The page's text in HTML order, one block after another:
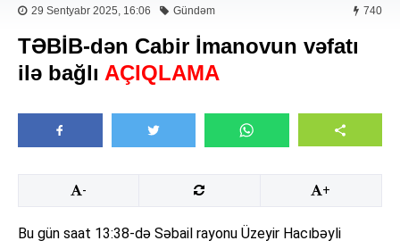
29 Sentyabr 2025, 16:06 Gündəm 740
TƏBİB-dən Cabir İmanovun vəfatı
ilə bağlı AÇIQLAMA
- +
Bu gün saat 13:38-də Səbail rayonu Üzeyir Hacıbəyli